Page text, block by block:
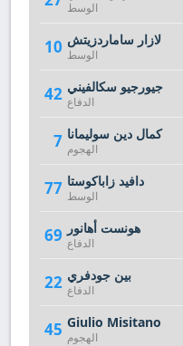
الوسط
10 لازار ساماردزيتش
الوسط
42 جيورجيو سكالفيني
الدفاع
7 كمال دين سوليمانا
الهجوم
77 دافيد زاباكوستا
الوسط
69 هونست أهانور
الدفاع
22 بين جودفري
الدفاع
45 Giulio Misitano
الهجوم